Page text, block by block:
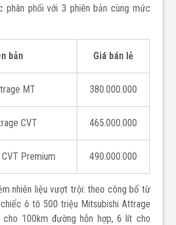
phân phối với 3 phiên bản cùng mức
bản Giá bán lẻ
MT 380.000.000
CVT 465.000.000
Premium 490.000.000
nhiên liệu vượt trội: theo công bố từ
ô tô 500 triệu Mitsubishi Attrage
100km đường hỗn hợp, 6 lít cho